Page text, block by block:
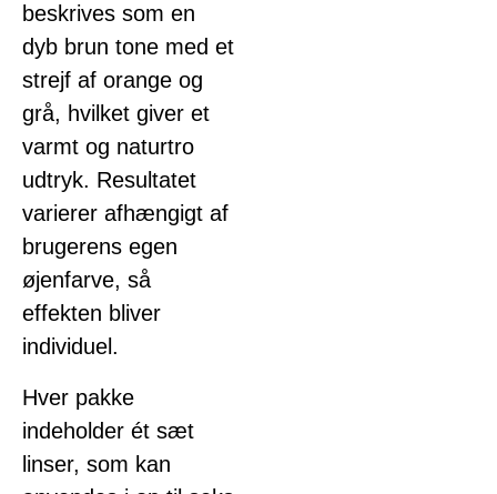
beskrives som en
dyb brun tone med et
strejf af orange og
grå, hvilket giver et
varmt og naturtro
udtryk. Resultatet
varierer afhængigt af
brugerens egen
øjenfarve, så
effekten bliver
individuel.
Hver pakke
indeholder ét sæt
linser, som kan